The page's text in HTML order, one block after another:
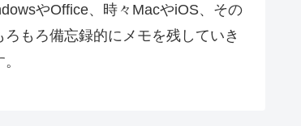
やOffice、時々MacやiOS、その
ろもろ備忘録的にメモを残していき